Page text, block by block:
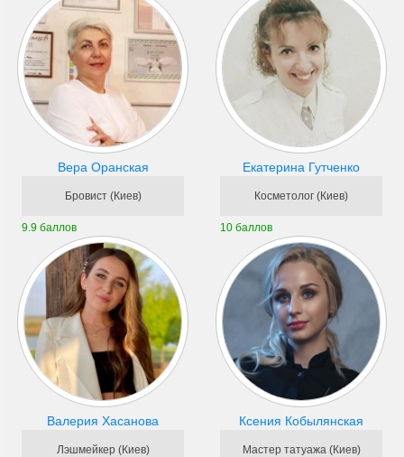
Вера Оранская
Бровист (Киев)
9.9 баллов
Екатерина Гутченко
Косметолог (Киев)
10 баллов
Валерия Хасанова
Лэшмейкер (Киев)
Ксения Кобылянская
Мастер татуажа (Киев)